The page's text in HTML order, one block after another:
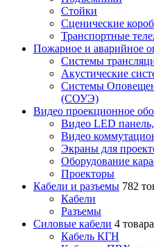
Стойки
Сценические
Транспортные
Пожарное и аварийное
Cистемы
Акустические
Системы
(СОУЭ)
Видео проекционное
Видео LED
Видео
Экраны для
Оборудование
Проекторы
Кабели и разъемы 782
Кабели
Разъемы
Силовые кабели 4 товара
Кабель КГН